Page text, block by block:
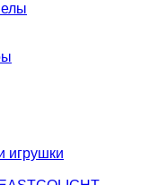
игрушки